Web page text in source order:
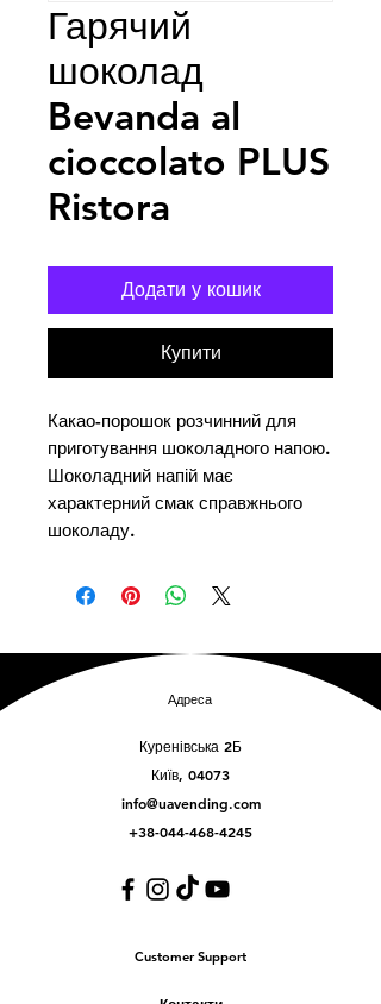
Гарячий
шоколад
Bevanda al
cioccolato PLUS
Ristora
Додати у кошик
Купити
Какао-порошок розчинний для
приготування шоколадного напою.
Шоколадний напій має
характерний смак справжнього
шоколаду.
Адреса
Куренівська 2Б
Київ, 04073
info@uavending.com
+38-044-468-4245
Customer Support